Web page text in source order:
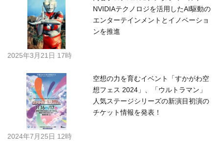
NVIDIAテクノロジを活用したAI駆動の
エンターテインメントとイノベーショ
ンを推進
2025年3月21日 17時
空想の力を育むイベント「すかがわ空
想フェス 2024」、「ウルトラマン」
人気ステージシリーズの新演目初演の
チケット情報を発表！
2024年7月25日 12時